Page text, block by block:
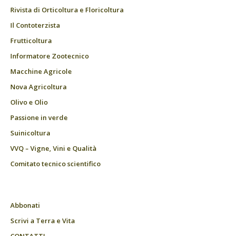
Rivista di Orticoltura e Floricoltura
Il Contoterzista
Frutticoltura
Informatore Zootecnico
Macchine Agricole
Nova Agricoltura
Olivo e Olio
Passione in verde
Suinicoltura
VVQ – Vigne, Vini e Qualità
Comitato tecnico scientifico
Abbonati
Scrivi a Terra e Vita